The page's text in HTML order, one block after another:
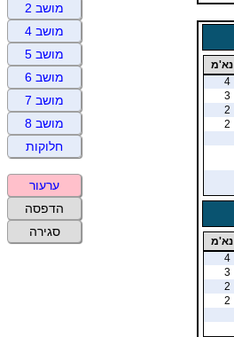
נא'מ
4
3
2
2
נא'מ
4
3
2
2
מושב 2
מושב 4
מושב 5
מושב 6
מושב 7
מושב 8
חלוקות
ערעור
הדפסה
סגירה